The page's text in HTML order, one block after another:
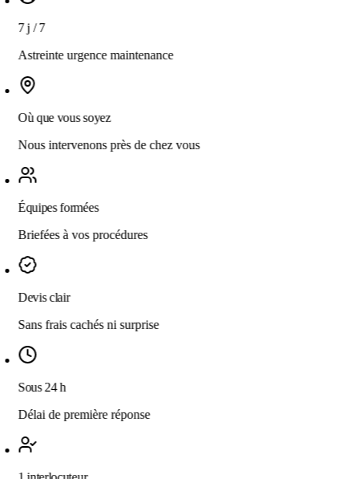
7 j / 7
Astreinte urgence maintenance
Où que vous soyez
Nous intervenons près de chez vous
Équipes formées
Briefées à vos procédures
Devis clair
Sans frais cachés ni surprise
Sous 24 h
Délai de première réponse